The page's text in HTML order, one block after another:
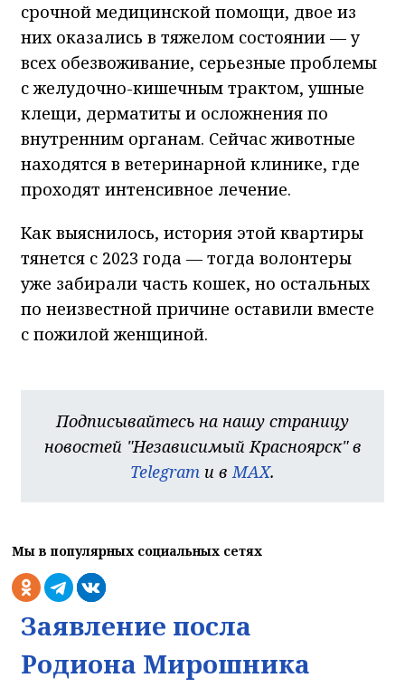
срочной медицинской помощи, двое из
них оказались в тяжелом состоянии — у
всех обезвоживание, серьезные проблемы
с желудочно-кишечным трактом, ушные
клещи, дерматиты и осложнения по
внутренним органам. Сейчас животные
находятся в ветеринарной клинике, где
проходят интенсивное лечение.
Как выяснилось, история этой квартиры
тянется с 2023 года — тогда волонтеры
уже забирали часть кошек, но остальных
по неизвестной причине оставили вместе
с пожилой женщиной.
Подписывайтесь на нашу страницу
новостей "Независимый Красноярск" в
Telegram и вMAX.
Мы в популярных социальных сетях
Заявление посла
Родиона Мирошника